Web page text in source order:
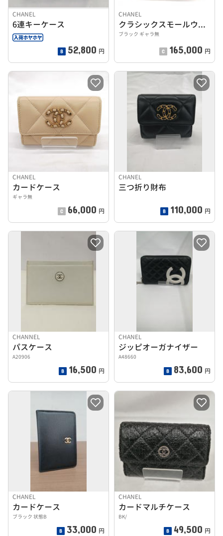
CHANEL
6連キーケース
52,800 円
CHANEL
クラシックスモールウォレット
ブラック ギャラ無
165,000 円
CHANEL
カードケース
ギャラ無
66,000 円
CHANEL
三つ折り財布
110,000 円
CHANNEL
パスケース
A20906
16,500 円
CHANEL
ジッピオーガナイザー
A48660
83,600 円
CHANEL
カードケース
ブラック 状態B
33,000 円
CHANEL
カードマルチケース
BK/
49,500 円